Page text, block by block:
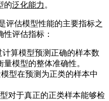
的泛化能力 。
评估模型性能的主要指标之
评估指标：
计算模型预测正确的样本数
模型的整体准确性。
模型在预测为正类的样本中
型对于真正的正类样本能够检